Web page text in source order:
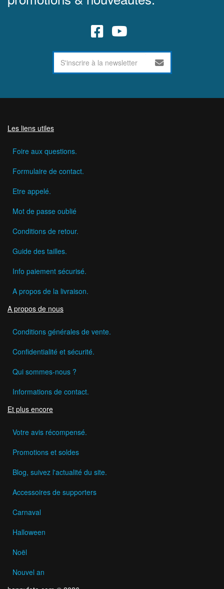
Les liens utiles
Foire aux questions.
Formulaire de contact.
Etre appelé.
Mot de passe oublié
Conditions de retour.
Guide des tailles.
Info paiement sécurisé.
A propos de la livraison.
A propos de nous
Conditions générales de vente.
Confidentialité et sécurité.
Qui sommes-nous ?
Informations de contact.
Et plus encore
Votre avis récompensé.
Promotions et soldes
Blog, suivez l'actualité du site.
Accessoires de supporters
Carnaval
Halloween
Noël
Nouvel an